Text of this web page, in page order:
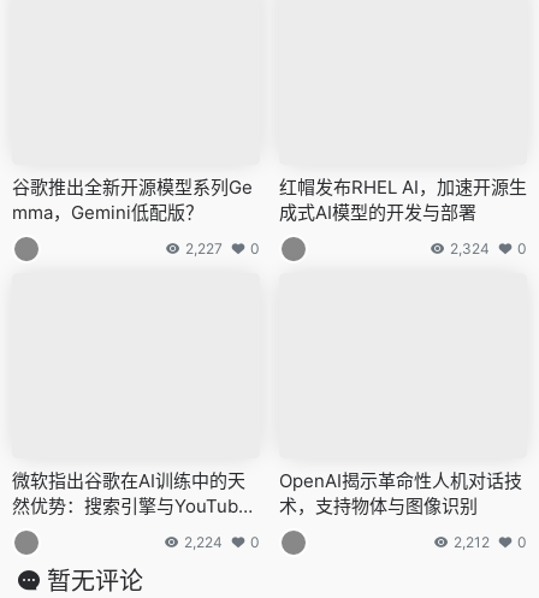
谷歌推出全新开源模型系列Ge
mma，Gemini低配版？
2,227 0
红帽发布RHEL AI，加速开源生
成式AI模型的开发与部署
2,324 0
微软指出谷歌在AI训练中的天
然优势：搜索引擎与YouTube
数据资源独占鳌头
2,224 0
OpenAI揭示革命性人机对话技
术，支持物体与图像识别
2,212 0
暂无评论